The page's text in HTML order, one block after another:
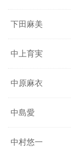
下田麻美
中上育実
中原麻衣
中島愛
中村悠一